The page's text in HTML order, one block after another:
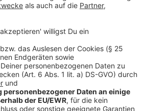
der Seite "mach-mallorca-
Schweizer Manager heraus.
vor denen der VDFA aktuell warnt